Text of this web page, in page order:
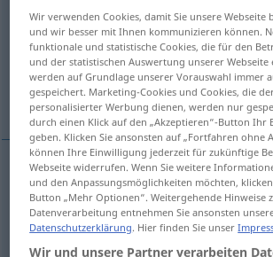
Übersicht aller Übersetzungen
(Für mehr Details die Übersetzung anklicken/
işlemek, sindirmek, hesaplaşmak
işlemek verarbeiten
sindirmek verarbeiten FIG
Wir verwenden Cookies, damit Sie unsere Webseite
und wir besser mit Ihnen kommunizieren können.
funktionale und statistische Cookies, die für den
und der statistischen Auswertung unserer
werden auf Grundlage unserer Vorauswahl immer
gespeichert. Marketing-Cookies und Cookies, die
personalisierter Werbung dienen, werden nur
durch einen Klick auf den „Akzeptieren“-Button Ihr
geben. Klicken Sie ansonsten auf „Fortfahren ohne
können Ihre Einwilligung jederzeit für zukünftige
Webseite widerrufen. Wenn Sie weitere
und den Anpassungsmöglichkeiten möchten,
Button „Mehr Optionen“. Weitergehende Hinweise
Datenverarbeitung entnehmen Sie ansonsten
Datenschutzerklärung. Hier finden Sie unser
Wir und unsere Partner verarbeiten